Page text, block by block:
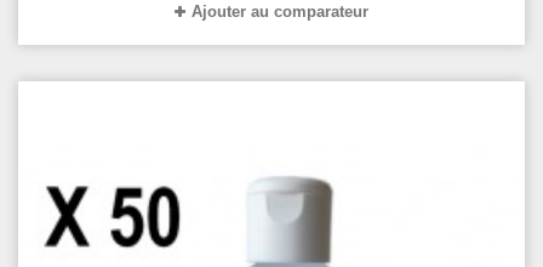
Ajouter au comparateur